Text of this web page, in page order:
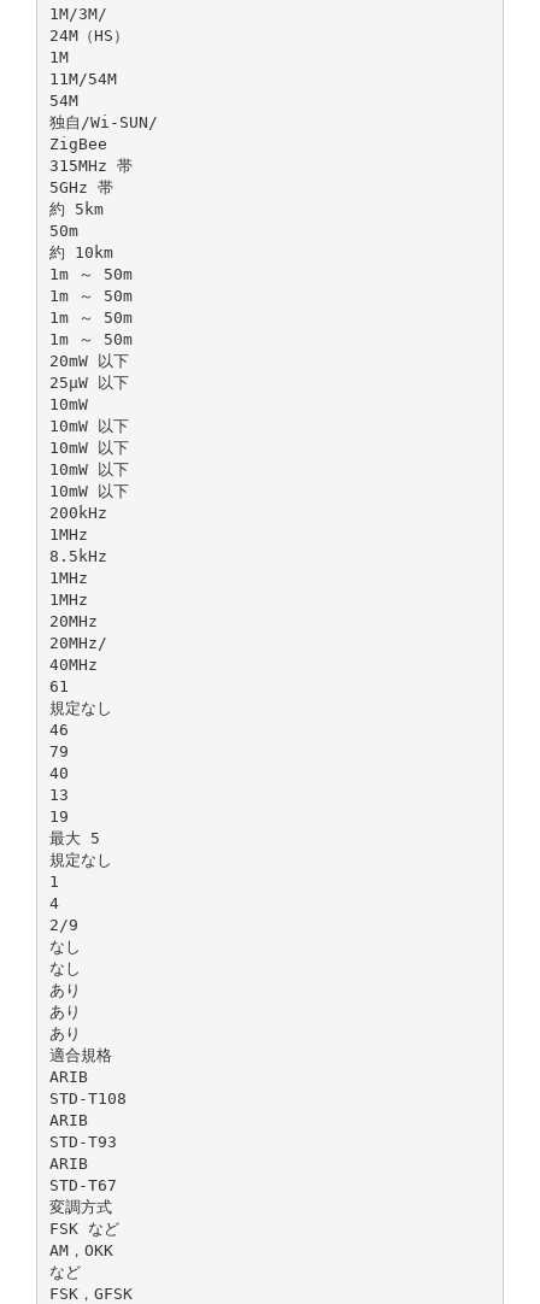
1M/3M/
24M（HS）
1M
11M/54M
54M
独自/Wi-SUN/
ZigBee
315MHz 帯
5GHz 帯
約 5km
50m
約 10km
1m ～ 50m
1m ～ 50m
1m ～ 50m
1m ～ 50m
20mW 以下
25μW 以下
10mW
10mW 以下
10mW 以下
10mW 以下
10mW 以下
200kHz
1MHz
8.5kHz
1MHz
1MHz
20MHz
20MHz/
40MHz
61
規定なし
46
79
40
13
19
最大 5
規定なし
1
4
2/9
なし
なし
あり
あり
あり
適合規格
ARIB
STD-T108
ARIB
STD-T93
ARIB
STD-T67
変調方式
FSK など
AM，OKK
など
FSK，GFSK